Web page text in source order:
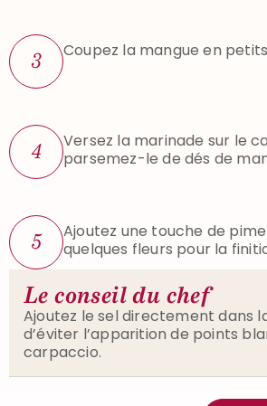
3 Coupez la mangue en
4
Versez la marinade sur le
parsemez-le de dés de
5
Ajoutez une touche de
quelques fleurs pour la
Le conseil du chef
Ajoutez le sel directement dans
d’éviter l’apparition de points
carpaccio.